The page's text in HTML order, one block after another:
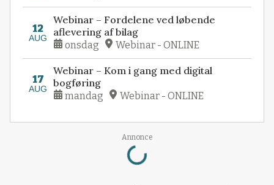
12
AUG
Webinar – Fordelene ved løbende
aflevering af bilag
onsdag Webinar - ONLINE
17
AUG
Webinar – Kom i gang med digital
bogføring
mandag Webinar - ONLINE
Annonce
Loading...